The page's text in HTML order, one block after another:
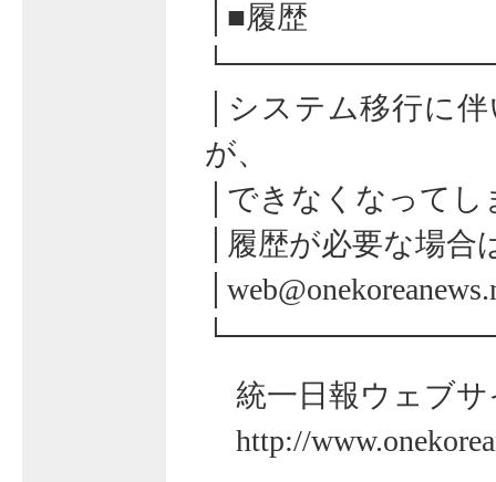
│■履歴
│システム移行に
が、
│できなくなって
│履歴が必要な場
統一日報ウェブサ
http://